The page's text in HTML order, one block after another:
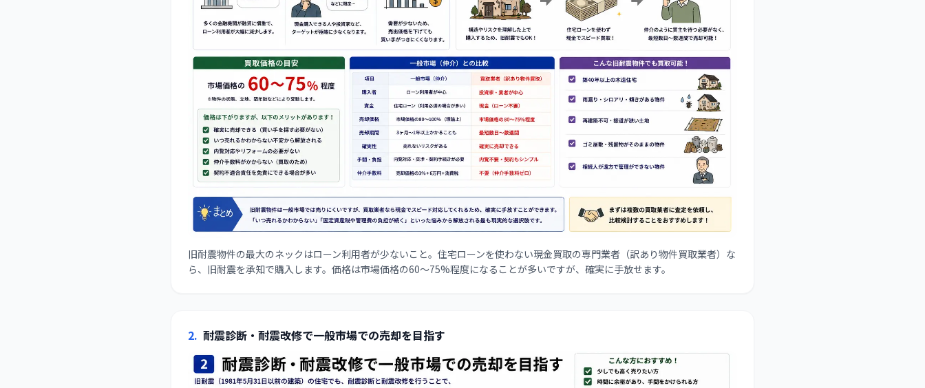
旧耐震物件の最大のネックはローン利用者が少ないこと。住宅ローンを使わない現金買取の専門業者（訳あり物件買取業者）な
ら、旧耐震を承知で購入します。価格は市場価格の60〜75%程度になることが多いですが、確実に手放せます。
2. 耐震診断・耐震改修で一般市場での売却を目指す